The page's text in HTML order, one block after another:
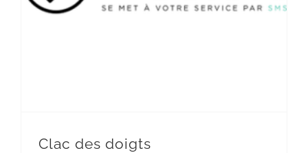
Clac des doigts